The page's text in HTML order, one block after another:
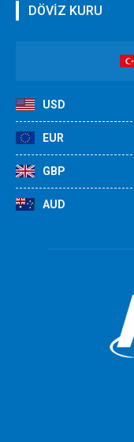
DÖVİZ KURU
USD
EUR
GBP
AUD